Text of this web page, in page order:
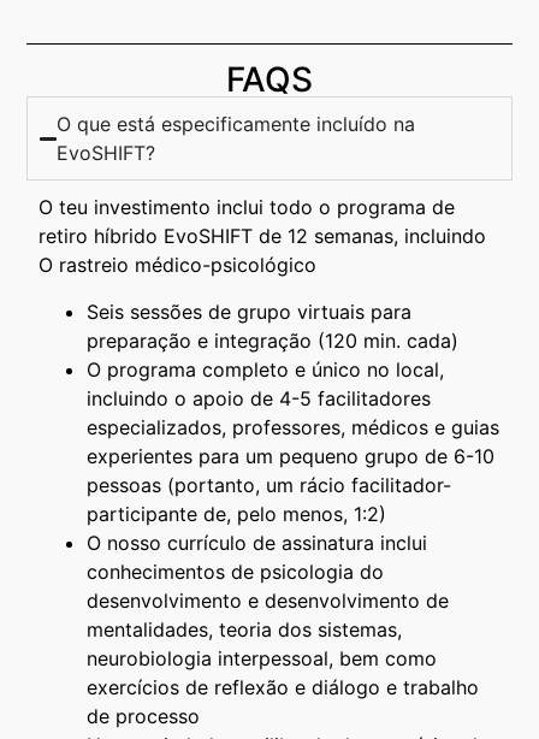
FAQS
O que está especificamente incluído na
EvoSHIFT?
O teu investimento inclui todo o programa de
retiro híbrido EvoSHIFT de 12 semanas, incluindo
O rastreio médico-psicológico
Seis sessões de grupo virtuais para
preparação e integração (120 min. cada)
O programa completo e único no local,
incluindo o apoio de 4-5 facilitadores
especializados, professores, médicos e guias
experientes para um pequeno grupo de 6-10
pessoas (portanto, um rácio facilitador-
participante de, pelo menos, 1:2)
O nosso currículo de assinatura inclui
conhecimentos de psicologia do
desenvolvimento e desenvolvimento de
mentalidades, teoria dos sistemas,
neurobiologia interpessoal, bem como
exercícios de reflexão e diálogo e trabalho
de processo